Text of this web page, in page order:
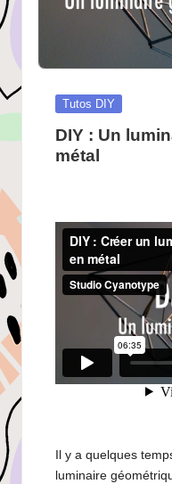
Posted
Tutos DIY
DIY : Un
métal
Il y a quelques
luminaire